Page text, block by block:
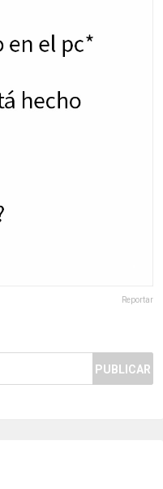
Reportar
PUBLICAR